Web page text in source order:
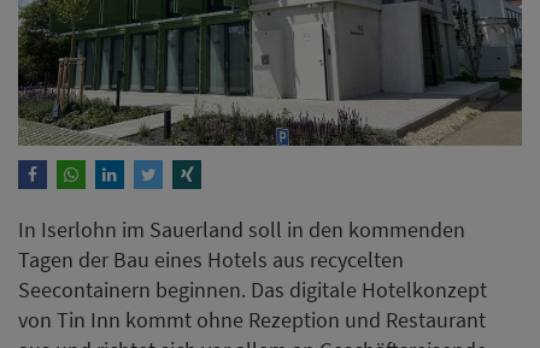
In Iserlohn im Sauerland soll in den kommenden
Tagen der Bau eines Hotels aus recycelten
Seecontainern beginnen. Das digitale Hotelkonzept
von Tin Inn kommt ohne Rezeption und Restaurant